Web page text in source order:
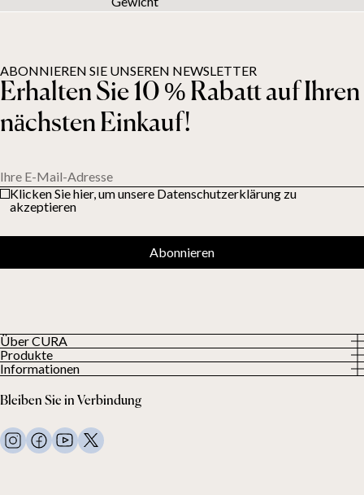
Über CURA
Über uns
Unsere Kunden
Produkte
Alle Produkte
Gewichtsdecken
Bettwäsche
Kissen und mehr
Informationen
Allgemeine Geschäftsbedingungen
FAQ
Kontaktiere uns
Bleiben Sie in Verbindung
ABONNIEREN SIE UNSEREN NEWSLETTER
Erhalten Sie 10 % Rabatt auf Ihren
nächsten Einkauf!
Ihre E-Mail-Adresse
Klicken Sie hier, um unsere Datenschutzerklärung zu
akzeptieren
Abonnieren